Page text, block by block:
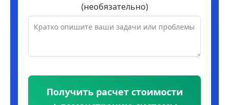
(необязательно)
Получить расчет стоимости